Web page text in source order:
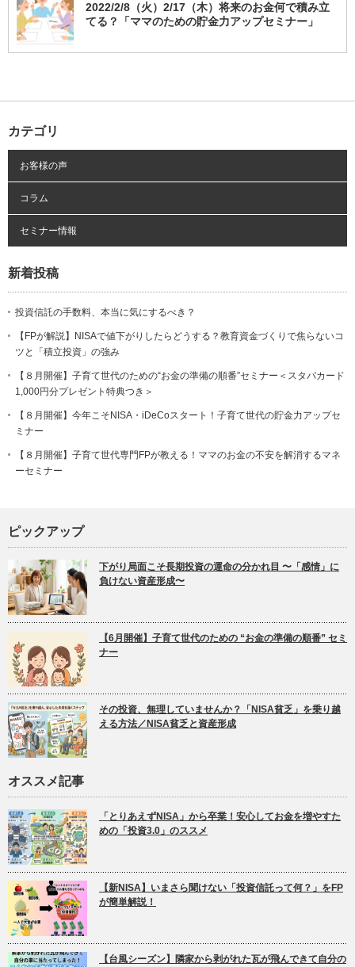
2022/2/8（火）2/17（木）将来のお金何で積み立
てる？「ママのための貯金力アップセミナー」
カテゴリ
お客様の声
コラム
セミナー情報
新着投稿
投資信託の手数料、本当に気にするべき？
【FPが解説】NISAで値下がりしたらどうする？教育資金づくりで焦らないコ
ツと「積立投資」の強み
【８月開催】子育て世代のための“お金の準備の順番”セミナー＜スタバカード
1,000円分プレゼント特典つき＞
【８月開催】今年こそNISA・iDeCoスタート！子育て世代の貯金力アップセ
ミナー
【８月開催】子育て世代専門FPが教える！ママのお金の不安を解消するマネ
ーセミナー
ピックアップ
下がり局面こそ長期投資の運命の分かれ目 〜「感情」に
負けない資産形成〜
【6月開催】子育て世代のための “お金の準備の順番” セミ
ナー
その投資、無理していませんか？「NISA貧乏」を乗り越
える方法／NISA貧乏と資産形成
オススメ記事
「とりあえずNISA」から卒業！安心してお金を増やすた
めの「投資3.0」のススメ
【新NISA】いまさら聞けない「投資信託って何？」をFP
が簡単解説！
【台風シーズン】隣家から剥がれた瓦が飛んできて自分の